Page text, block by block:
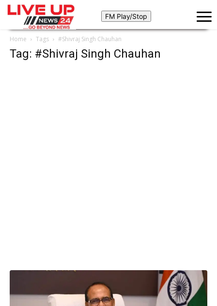
Home Tags #Shivraj Singh Chauhan
Tag: #Shivraj Singh Chauhan